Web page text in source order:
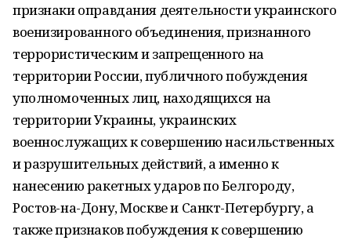
признаки оправдания деятельности украинского
военизированного объединения, признанного
террористическим и запрещенного на
территории России, публичного побуждения
уполномоченных лиц, находящихся на
территории Украины, украинских
военнослужащих к совершению насильственных
и разрушительных действий, а именно к
нанесению ракетных ударов по Белгороду,
Ростов-на-Дону, Москве и Санкт-Петербургу, а
также признаков побуждения к совершению